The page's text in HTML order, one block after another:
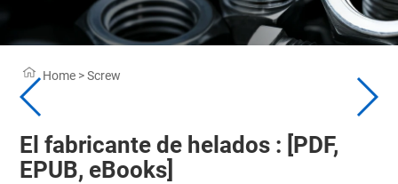
Home >Screw
El fabricante de helados : [PDF,
EPUB, eBooks]